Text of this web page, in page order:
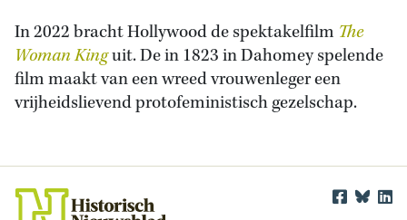
In 2022 bracht Hollywood de spektakelfilm The
Woman Kinguit. De in 1823 in Dahomey spelende
film maakt van een wreed vrouwenleger een
vrijheidslievend protofeministisch gezelschap.